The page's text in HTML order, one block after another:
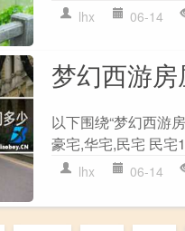
lhx 06-14
梦幻西游
以下围绕“梦幻西游
豪宅,华宅,民宅 民宅
lhx 06-14